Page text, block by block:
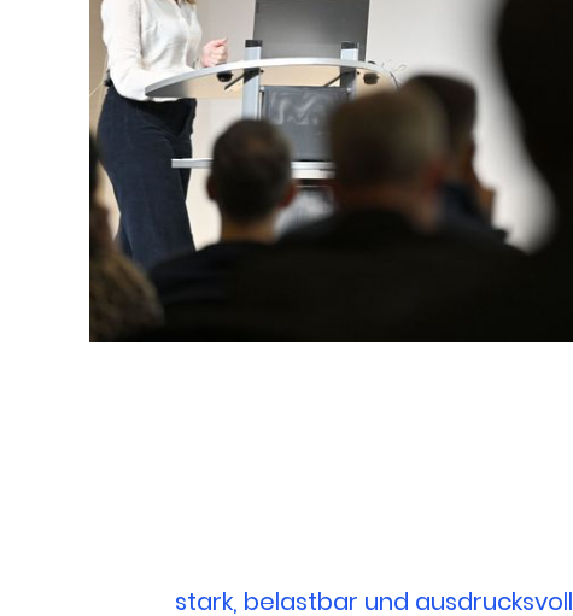
stark, belastbar und ausdrucksvoll